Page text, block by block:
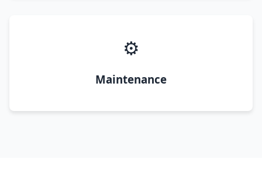
⚙️
Maintenance